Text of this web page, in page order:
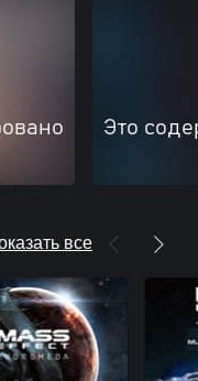
Это
все